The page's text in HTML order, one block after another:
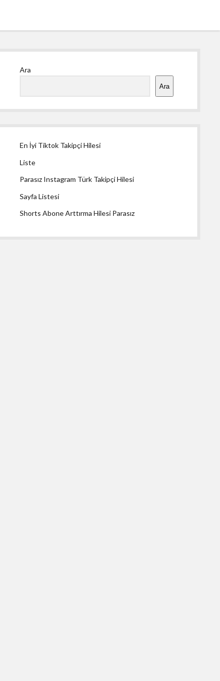
Ara
Ara
En İyi Tiktok Takipçi Hilesi
Liste
Parasız Instagram Türk Takipçi Hilesi
Sayfa Listesi
Shorts Abone Arttırma Hilesi Parasız